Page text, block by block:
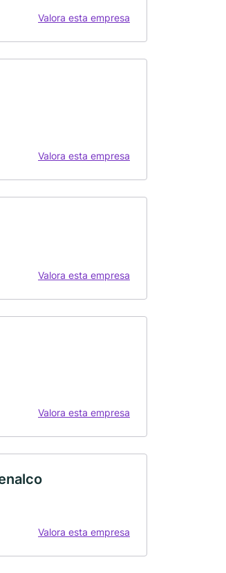
Valora esta empresa
Valora esta empresa
Valora esta empresa
Valora esta empresa
Valora esta empresa